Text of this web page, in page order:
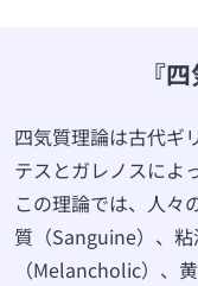
『
四気質理論は古代ギ
テスとガレノスによ
この理論では、人々
質（Sanguine）、
（Melancholic）、